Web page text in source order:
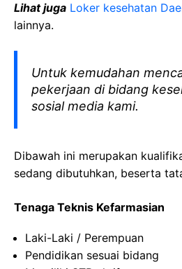
Lihat juga Loker kesehatan
lainnya.
Untuk kemudahan
pekerjaan di bidang
sosial media kami.
Dibawah ini merupakan
sedang dibutuhkan, beserta
Tenaga Teknis Kefarmasian
Laki-Laki / Perempuan
Pendidikan sesuai bidang